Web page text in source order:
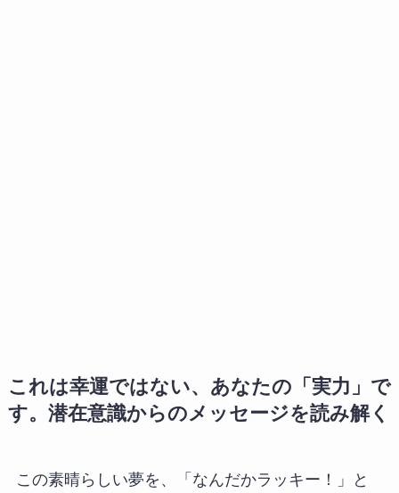
これは幸運ではない、あなたの「実力」で
す。潜在意識からのメッセージを読み解く
この素晴らしい夢を、「なんだかラッキー！」と